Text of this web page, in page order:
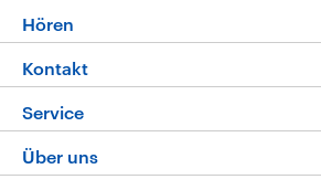
Programm
Die Nachrichten
Nachrichtenleicht
Neue Beiträge auf dlf.de
Hören
Livestream
Podcasts
Deutschlandfunk App
Kontakt
Hörerservice
Service
FAQ
Über uns